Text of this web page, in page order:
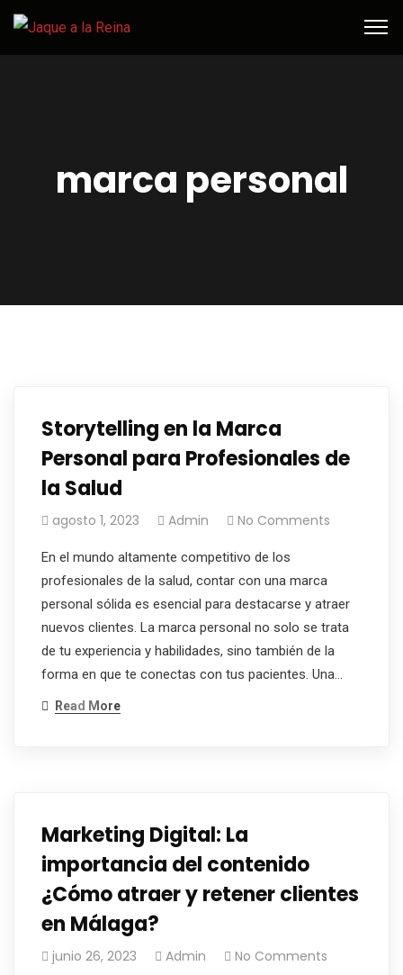
marca personal
Storytelling en la Marca
Personal para Profesionales de
la Salud
agosto 1, 2023 Admin No Comments
En el mundo altamente competitivo de los
profesionales de la salud, contar con una marca
personal sólida es esencial para destacarse y atraer
nuevos clientes. La marca personal no solo se trata
de tu experiencia y habilidades, sino también de la
forma en que te conectas con tus pacientes. Una…
Read More
Marketing Digital: La
importancia del contenido
¿Cómo atraer y retener clientes
en Málaga?
junio 26, 2023 Admin No Comments